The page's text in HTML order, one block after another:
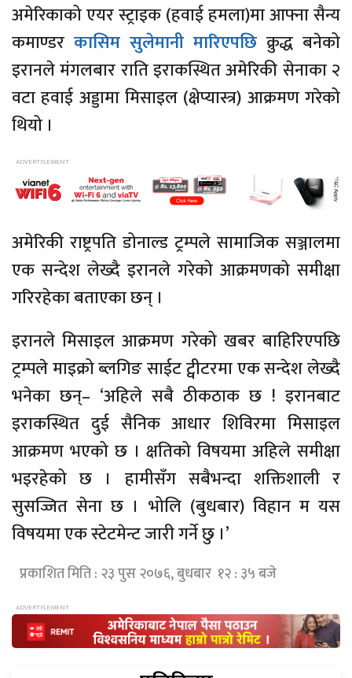
अमेरिकाको एयर स्ट्राइक (हवाई हमला)मा आफ्ना सैन्य
कमाण्डर कासिम सुलेमानी मारिएपछि क्रुद्ध बनेको
इरानले मंगलबार राति इराकस्थित अमेरिकी सेनाका २
वटा हवाई अड्डामा मिसाइल (क्षेप्यास्त्र) आक्रमण गरेको
थियो ।
अमेरिकी राष्ट्रपति डोनाल्ड ट्रम्पले सामाजिक सञ्जालमा
एक सन्देश लेख्दै इरानले गरेको आक्रमणको समीक्षा
गरिरहेका बताएका छन् ।
इरानले मिसाइल आक्रमण गरेको खबर बाहिरिएपछि
ट्रम्पले माइक्रो ब्लगिङ साईट ट्वीटरमा एक सन्देश लेख्दै
भनेका छन्– ‘अहिले सबै ठीकठाक छ ! इरानबाट
इराकस्थित दुई सैनिक आधार शिविरमा मिसाइल
आक्रमण भएको छ । क्षतिको विषयमा अहिले समीक्षा
भइरहेको छ । हामीसँग सबैभन्दा शक्तिशाली र
सुसज्जित सेना छ । भोलि (बुधबार) विहान म यस
विषयमा एक स्टेटमेन्ट जारी गर्ने छु ।’
प्रकाशित मिति : २३ पुस २०७६, बुधबार १२ : ३५ बजे